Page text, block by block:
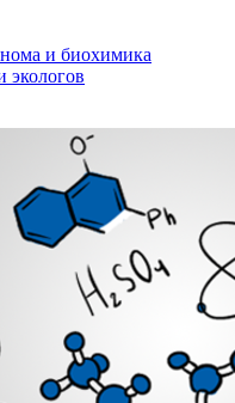
и биохимика